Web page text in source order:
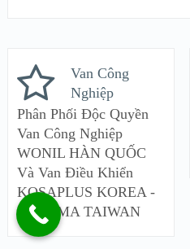
Van Công
Nghiệp
Phân Phối Độc Quyền
Van Công Nghiệp
WONIL HÀN QUỐC
Và Van Điều Khiển
KOSAPLUS KOREA -
HAITIMA TAIWAN